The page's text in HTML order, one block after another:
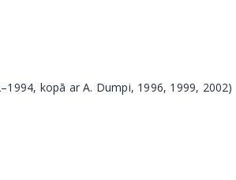
kopā ar A. Dumpi, 1996, 1999, 2002)